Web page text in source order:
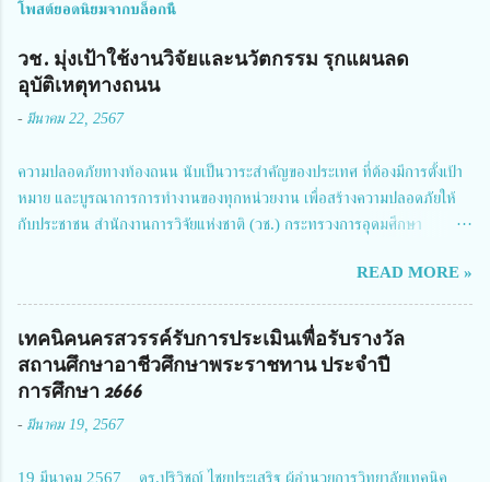
โพสต์ยอดนิยมจากบล็อกนี้
วช. มุ่งเป้าใช้งานวิจัยและนวัตกรรม รุกแผนลด
อุบัติเหตุทางถนน
- มีนาคม 22, 2567
ความปลอดภัยทางท้องถนน นับเป็นวาระสำคัญของประเทศ ที่ต้องมีการตั้งเป้า
หมาย และบูรณาการการทำงานของทุกหน่วยงาน เพื่อสร้างความปลอดภัยให้
กับประชาชน สำนักงานการวิจัยแห่งชาติ (วช.) กระทรวงการอุดมศึกษา
สมาคมวิศวกรรมชีวการแพทย์ไทย จัดการประชุมเผยแพร่ผลการดำเนินงาน
โครงการการวิจัยเชิงปฏิบัติการโดยบูรณาการทุกภาคส่วน เพื่อลดอุบัติเหตุและ
การเสียชีวิตให้สอดคล้องกับเป้าหมายแผนแม่บทฉบับที่ 5 ในวันที่ 22 มีนาคม
2567 โดยมี ดร.วิภารัตน์ ดีอ่อง ผู้อำนวยการสำนักงานการวิจัยแห่งชาติ เป็น
ประธานในพิธีเปิดพร้อมให้นโยบายการผลักดันงานวิจัยเพื่อความปลอดภัยทาง
การประชุมในครั้งนี้ นางสาวสตตกมล เกียรติพานิช ผู้อำนวยการกองบริหารทุน
READ MORE »
เทคนิคนครสวรรค์รับการประเมินเพื่อรับรางวัล
สถานศึกษาอาชีวศึกษาพระราชทาน ประจำปี
การศึกษา 2666
- มีนาคม 19, 2567
19 มีนาคม 2567 ดร.ปริวิชญ์ ไชยประเสริฐ ผู้อำนวยการวิทยาลัยเทคนิค